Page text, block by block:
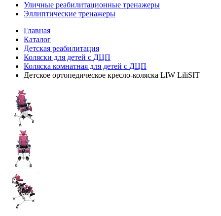
Уличные реабилитационные тренажеры
Эллиптические тренажеры
Главная
Каталог
Детская реабилитация
Коляски для детей с ДЦП
Коляска комнатная для детей с ДЦП
Детское ортопедическое кресло-коляска LIW LiliSIT